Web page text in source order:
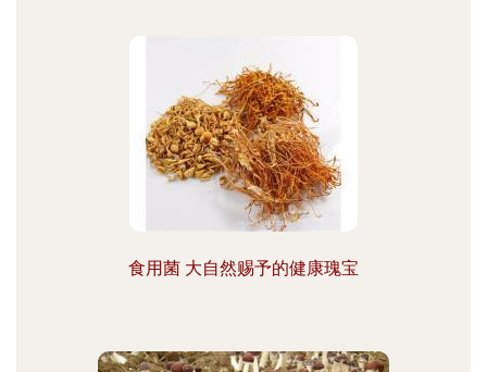
食用菌 大自然赐予的健康瑰宝